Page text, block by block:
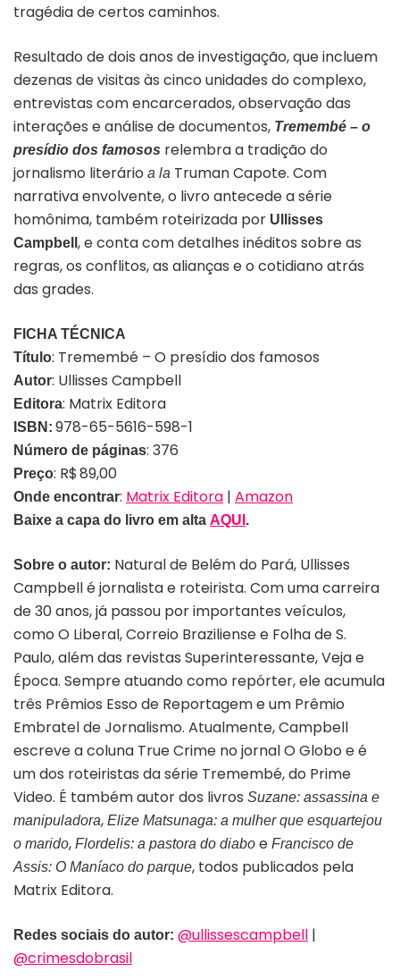
tragédia de certos caminhos.
Resultado de dois anos de investigação, que incluem
dezenas de visitas às cinco unidades do complexo,
entrevistas com encarcerados, observação das
interações e análise de documentos, Tremembé – o
presídio dos famosos relembra a tradição do
jornalismo literário a la Truman Capote. Com
narrativa envolvente, o livro antecede a série
homônima, também roteirizada por Ullisses
Campbell , e conta com detalhes inéditos sobre as
regras, os conflitos, as alianças e o cotidiano atrás
das grades.
FICHA TÉCNICA
Título: Tremembé – O presídio dos famosos
Autor: Ullisses Campbell
Editora: Matrix Editora
ISBN: 978-65-5616-598-1
Número de páginas: 376
Preço: R$ 89,00
Onde encontrar: Matrix Editora | Amazon
Baixe a capa do livro em alta AQUI .
Sobre o autor: Natural de Belém do Pará, Ullisses
Campbell é jornalista e roteirista. Com uma carreira
de 30 anos, já passou por importantes veículos,
como O Liberal, Correio Braziliense e Folha de S.
Paulo, além das revistas Superinteressante, Veja e
Época. Sempre atuando como repórter, ele acumula
três Prêmios Esso de Reportagem e um Prêmio
Embratel de Jornalismo. Atualmente, Campbell
escreve a coluna True Crime no jornal O Globo e é
um dos roteiristas da série Tremembé, do Prime
Video. É também autor dos livros Suzane: assassina e
manipuladora, Elize Matsunaga: a mulher que esquartejou
o marido, Flordelis: a pastora do diabo e Francisco de
Assis: O Maníaco do parque, todos publicados pela
Matrix Editora.
Redes sociais do autor: @ullissescampbell |
@crimesdobrasil